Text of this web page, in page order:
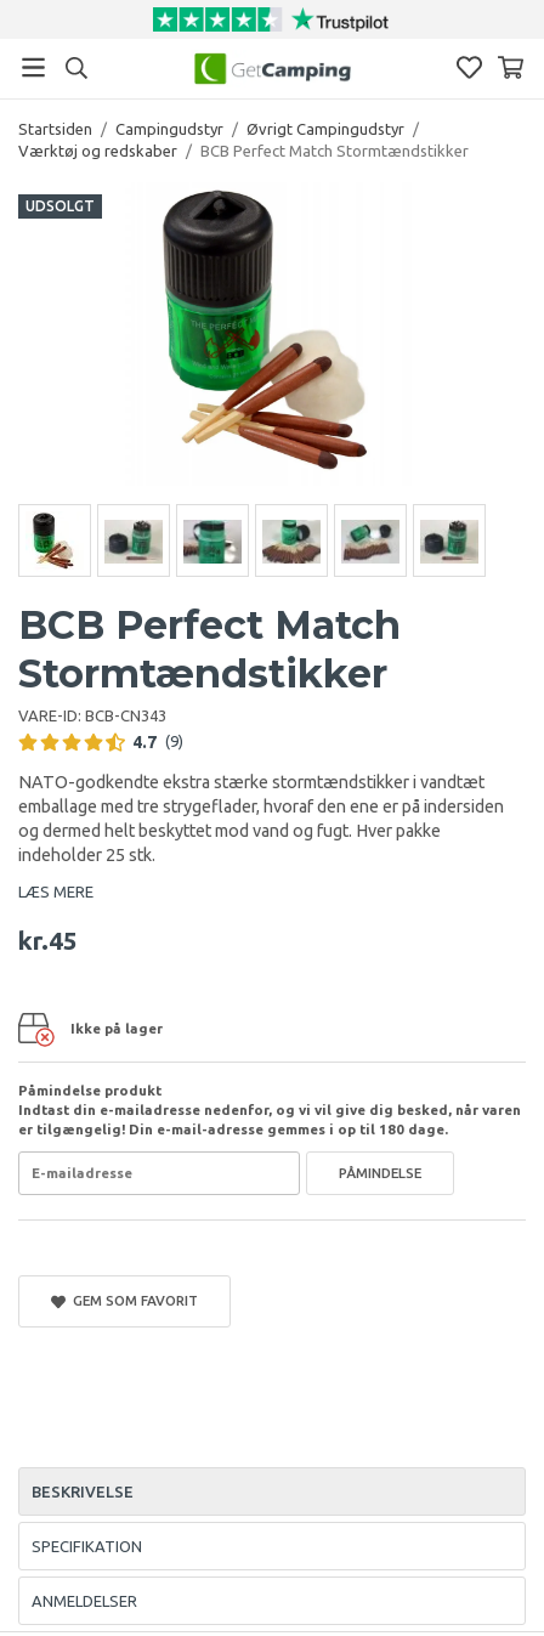
Startsiden / Campingudstyr / Øvrigt Campingudstyr /
Værktøj og redskaber / BCB Perfect Match Stormtændstikker
UDSOLGT
BCB Perfect Match
Stormtændstikker
VARE-ID: BCB-CN343
4.7 (9)
NATO-godkendte ekstra stærke stormtændstikker i vandtæt
emballage med tre strygeflader, hvoraf den ene er på indersiden
og dermed helt beskyttet mod vand og fugt. Hver pakke
indeholder 25 stk.
LÆS MERE
kr.45
Ikke på lager
Påmindelse produkt
Indtast din e-mailadresse nedenfor, og vi vil give dig besked, når varen
er tilgængelig! Din e-mail-adresse gemmes i op til 180 dage.
PÅMINDELSE
GEM SOM FAVORIT
BESKRIVELSE
SPECIFIKATION
ANMELDELSER